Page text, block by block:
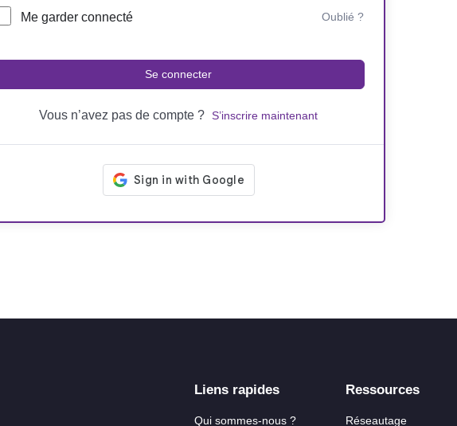
Me garder connecté Oublié ?
Se connecter
Vous n’avez pas de compte ? S’inscrire maintenant
Liens rapides
Qui sommes-nous ?
Ressources
Réseautage